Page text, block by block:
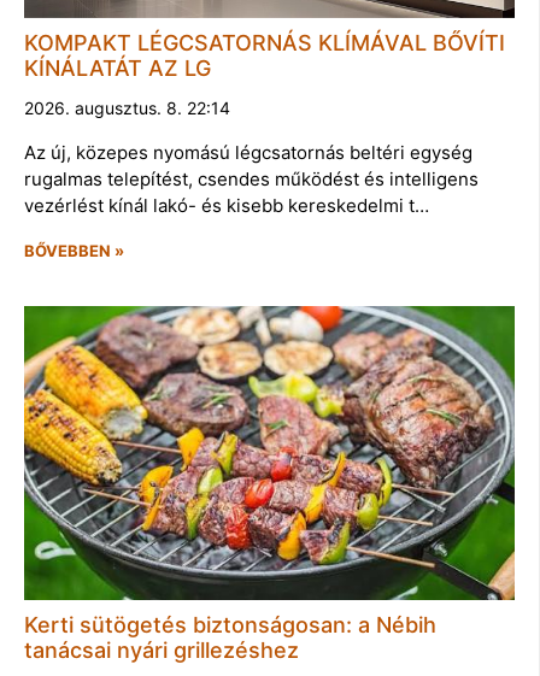
KOMPAKT LÉGCSATORNÁS KLÍMÁVAL BŐVÍTI
KÍNÁLATÁT AZ LG
2026. augusztus. 8. 22:14
Az új, közepes nyomású légcsatornás beltéri egység
rugalmas telepítést, csendes működést és intelligens
vezérlést kínál lakó- és kisebb kereskedelmi t…
BŐVEBBEN »
Kerti sütögetés biztonságosan: a Nébih
tanácsai nyári grillezéshez